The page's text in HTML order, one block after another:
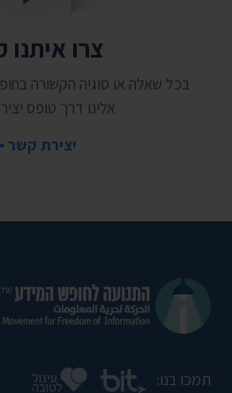
צרו
בכל שאלה או סוגיה הקשורה
אלינו דרך טופס
יצירת קשר
תמכו בנו: